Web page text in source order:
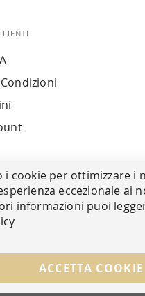
Instagram
i cookie per ottimizzare i
eccezionale ai
informazioni puoi
ACCETTA COOKIE